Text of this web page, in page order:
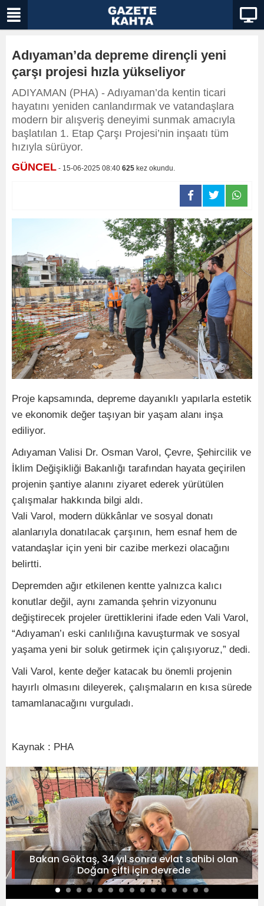
Adıyaman’da depreme dirençli yeni
çarşı projesi hızla yükseliyor
ADIYAMAN (PHA) - Adıyaman’da kentin ticari
hayatını yeniden canlandırmak ve vatandaşlara
modern bir alışveriş deneyimi sunmak amacıyla
başlatılan 1. Etap Çarşı Projesi’nin inşaatı tüm
hızıyla sürüyor.
GÜNCEL - 15-06-2025 08:40 625 kez okundu.
Proje kapsamında, depreme dayanıklı yapılarla estetik
ve ekonomik değer taşıyan bir yaşam alanı inşa
ediliyor.
Adıyaman Valisi Dr. Osman Varol, Çevre, Şehircilik ve
İklim Değişikliği Bakanlığı tarafından hayata geçirilen
projenin şantiye alanını ziyaret ederek yürütülen
çalışmalar hakkında bilgi aldı.
Vali Varol, modern dükkânlar ve sosyal donatı
alanlarıyla donatılacak çarşının, hem esnaf hem de
vatandaşlar için yeni bir cazibe merkezi olacağını
belirtti.
Depremden ağır etkilenen kentte yalnızca kalıcı
konutlar değil, aynı zamanda şehrin vizyonunu
değiştirecek projeler ürettiklerini ifade eden Vali Varol,
“Adıyaman’ı eski canlılığına kavuşturmak ve sosyal
yaşama yeni bir soluk getirmek için çalışıyoruz,” dedi.
Vali Varol, kente değer katacak bu önemli projenin
hayırlı olmasını dileyerek, çalışmaların en kısa sürede
tamamlanacağını vurguladı.
Kaynak : PHA
Bakan Göktaş, 34 yıl sonra evlat sahibi olan
Doğan çifti için devrede